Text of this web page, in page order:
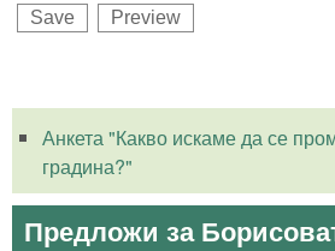
Анкета "Какво искаме да се
градина?"
Предложи за